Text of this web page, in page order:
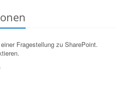
Fragestellung zu SharePoint.